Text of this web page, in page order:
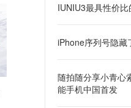
IUNIU3最具性价比
iPhone序列号隐藏
随拍随分享小青心
能手机中国首发